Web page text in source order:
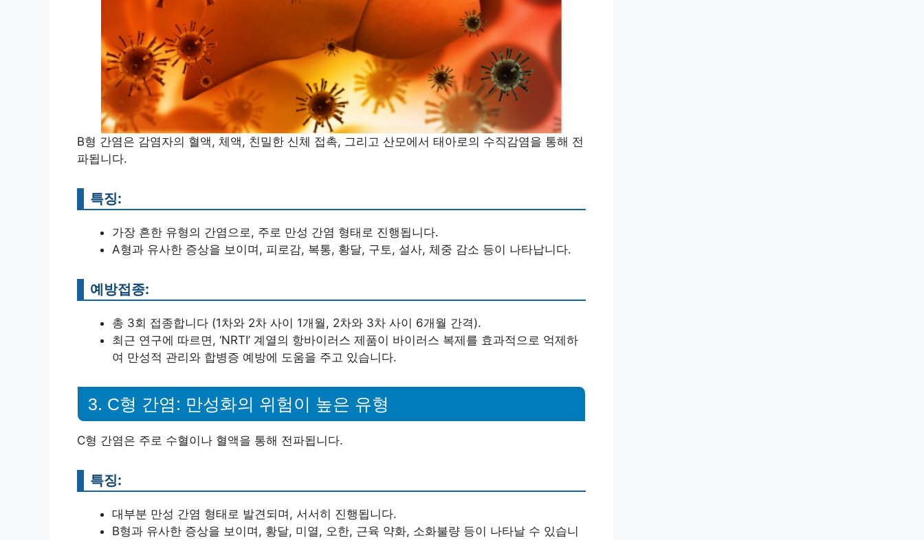
B형 간염은 감염자의 혈액, 체액, 친밀한 신체 접촉, 그리고 산모에서 태아로의 수직감염을 통해 전
파됩니다.
특징:
가장 흔한 유형의 간염으로, 주로 만성 간염 형태로 진행됩니다.
A형과 유사한 증상을 보이며, 피로감, 복통, 황달, 구토, 설사, 체중 감소 등이 나타납니다.
예방접종:
총 3회 접종합니다 (1차와 2차 사이 1개월, 2차와 3차 사이 6개월 간격).
최근 연구에 따르면, ‘NRTI’ 계열의 항바이러스 제품이 바이러스 복제를 효과적으로 억제하
여 만성적 관리와 합병증 예방에 도움을 주고 있습니다.
3. C형 간염: 만성화의 위험이 높은 유형
C형 간염은 주로 수혈이나 혈액을 통해 전파됩니다.
특징:
대부분 만성 간염 형태로 발견되며, 서서히 진행됩니다.
B형과 유사한 증상을 보이며, 황달, 미열, 오한, 근육 약화, 소화불량 등이 나타날 수 있습니